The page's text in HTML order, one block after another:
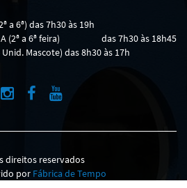
a 6ª) das 7h30 às 19h
(2ª a 6ª feira)
das 7h30 às 18h45
Unid. Mascote) das 8h30 às 17h
direitos reservados
por Fábrica de Tempo